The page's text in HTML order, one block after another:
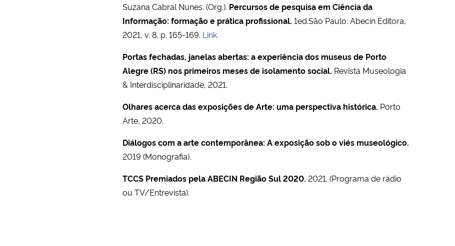
Suzana Cabral Nunes. (Org.). Percursos de pesquisa em Ciência da
Informação: formação e prática profissional. 1ed.São Paulo: Abecin Editora,
2021, v. 8, p. 165-169. Link.
Portas fechadas, janelas abertas: a experiência dos museus de Porto
Alegre (RS) nos primeiros meses de isolamento social. Revista Museologia
& Interdisciplinaridade, 2021.
Olhares acerca das exposições de Arte: uma perspectiva histórica. Porto
Arte, 2020.
Diálogos com a arte contemporânea: A exposição sob o viés museológico.
2019 (Monografia).
TCCS Premiados pela ABECIN Região Sul 2020. 2021. (Programa de rádio
ou TV/Entrevista).